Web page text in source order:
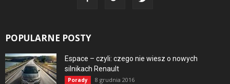
POPULARNE POSTY
Espace – czyli: czego nie wiesz o nowych
silnikach Renault
Porady 8 grudnia 2016